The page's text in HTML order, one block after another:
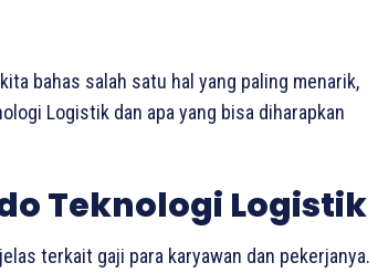
bahas salah satu hal yang paling menarik,
Logistik dan apa yang bisa diharapkan
Teknologi Logistik
terkait gaji para karyawan dan pekerjanya.